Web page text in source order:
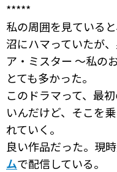
*****
私の周囲を見ている
沼にハマっていたが
ア・ミスター ～私の
とても多かった。
このドラマって、最
いんだけど、そこを
れていく。
良い作品だった。現
ムで配信している。